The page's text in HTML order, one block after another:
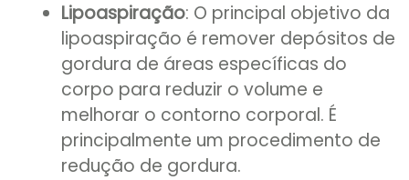
Lipoaspiração: O principal objetivo da
lipoaspiração é remover depósitos de
gordura de áreas específicas do
corpo para reduzir o volume e
melhorar o contorno corporal. É
principalmente um procedimento de
redução de gordura.